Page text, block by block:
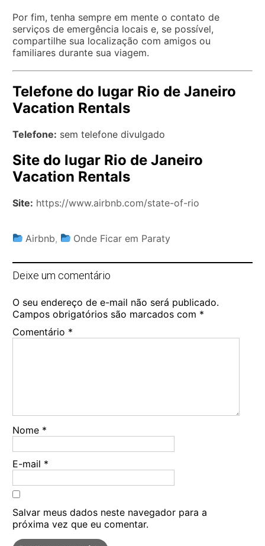
Por fim, tenha sempre em mente o contato de
serviços de emergência locais e, se possível,
compartilhe sua localização com amigos ou
familiares durante sua viagem.
Telefone do lugar Rio de Janeiro
Vacation Rentals
Telefone: sem telefone divulgado
Site do lugar Rio de Janeiro
Vacation Rentals
Site: https://www.airbnb.com/state-of-rio
Airbnb, Onde Ficar em Paraty
Deixe um comentário
O seu endereço de e-mail não será publicado.
Campos obrigatórios são marcados com *
Comentário *
Nome *
E-mail *
Salvar meus dados neste navegador para a
próxima vez que eu comentar.